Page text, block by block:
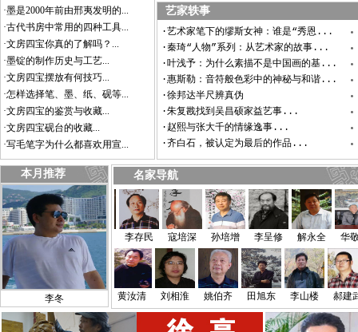
·墨是2000年前由邢夷发明的...
·古代书房中常用的四种工具...
·文房四宝你真的了解吗？...
·墨锭的制作历史与工艺...
·文房四宝摆放有何技巧...
·怎样选择笔、墨、纸、砚等...
·文房四宝的鉴赏与收藏...
·文房四宝砚台的收藏...
·写毛笔字为什么都喜欢用宣...
艺家轶事
·艺术家笔下的缪斯女神：谁是“秀恩...
·秦琦“人物”系列：从艺术家的故事...
·叶浅予：为什么素描不是中国画的基...
·惠斯勒：音符般色彩中的神秘与和谐...
·徐邦达半尺辨真伪
·朱复戡找到吴昌硕家益艺事...
·赵熙与张大千的情缘逸事...
·齐白石，被认定为最后的作品...
本月推荐
李冬
名家导航
田伯平 李少青 李存民 寇培深 孙培增 ​李呈修 解永全 华敬俊
庞佳丽 黄汝清 刘相淮 姚伯齐 田旭东 李山楼